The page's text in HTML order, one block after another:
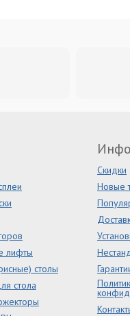
лифты
столы
стола
Скидки
Новые